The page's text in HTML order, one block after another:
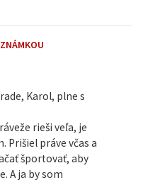
Karol, plne s
rieši veľa, je
Prišiel práve včas a
športovať, aby
A ja by som